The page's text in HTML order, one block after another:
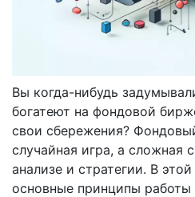
Вы когда-нибудь
богатеют на фондовой
свои сбережения?
случайная игра, а сложная
анализе и стратегии. В
основные принципы